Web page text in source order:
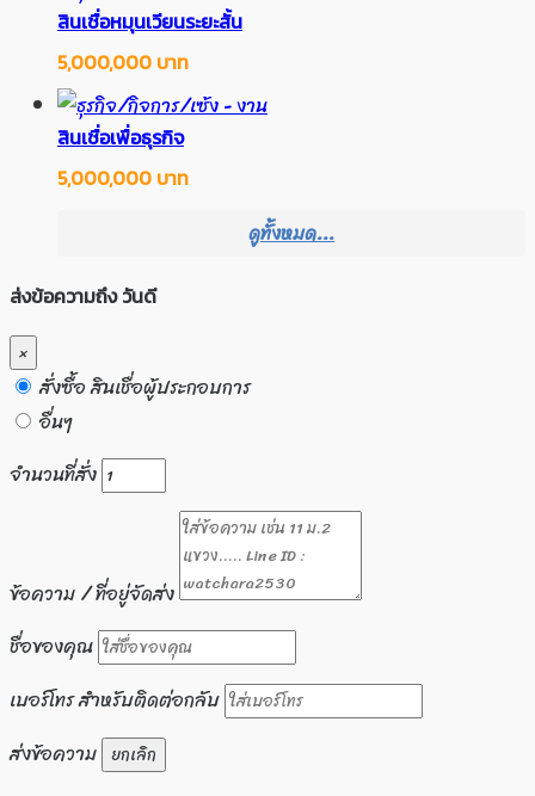
สินเชื่อหมุนเวียนระยะสั้น
5,000,000 บาท
สินเชื่อเพื่อธุรกิจ
5,000,000 บาท
ดูทั้งหมด...
ส่งข้อความถึง วันดี
×
สั่งซื้อ สินเชื่อผู้ประกอบการ
อื่นๆ
จำนวนที่สั่ง
ข้อความ / ที่อยู่จัดส่ง
ชื่อของคุณ
เบอร์โทร สำหรับติดต่อกลับ
ส่งข้อความ ยกเลิก